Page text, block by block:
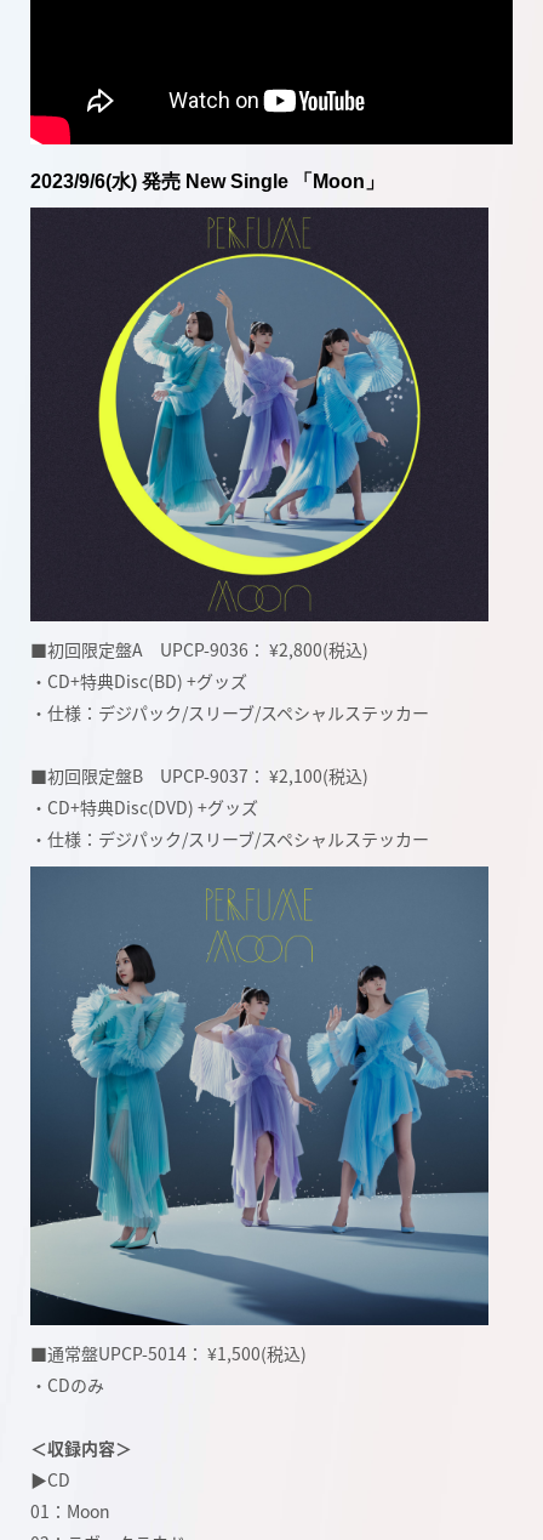
2023/9/6(水) 発売 New Single 「Moon」
■初回限定盤A UPCP-9036： ¥2,800(税込)
・CD+特典Disc(BD) +グッズ
・仕様：デジパック/スリーブ/スペシャルステッカー
■初回限定盤B UPCP-9037： ¥2,100(税込)
・CD+特典Disc(DVD) +グッズ
・仕様：デジパック/スリーブ/スペシャルステッカー
■通常盤UPCP-5014： ¥1,500(税込)
・CDのみ
＜収録内容＞
▶︎CD
01：Moon